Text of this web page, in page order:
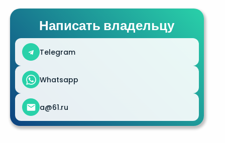
Написать владельцу
Telegram
Whatsapp
a@61.ru